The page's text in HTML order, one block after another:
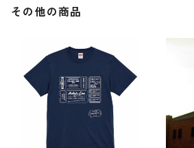
その他の商品